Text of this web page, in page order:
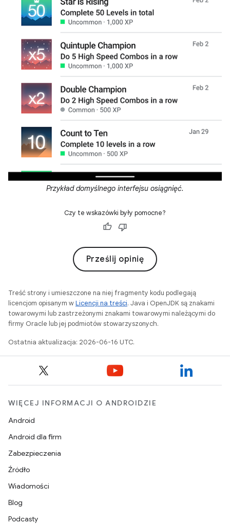
Przykład domyślnego interfejsu osiągnięć.
Czy te wskazówki były pomocne?
Prześlij opinię
Treść strony i umieszczone na niej fragmenty kodu podlegają
licencjom opisanym wLicencji na treści. Java i OpenJDK są znakami
towarowymi lub zastrzeżonymi znakami towarowymi należącymi do
firmy Oracle lub jej podmiotów stowarzyszonych.
Ostatnia aktualizacja: 2026-06-16 UTC.
WIĘCEJ INFORMACJI O ANDROIDZIE
Android
Android dla firm
Zabezpieczenia
Źródło
Wiadomości
Blog
Podcasty